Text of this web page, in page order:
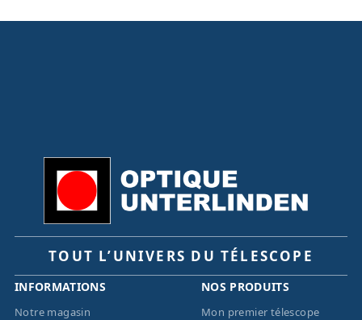
TOUT L’UNIVERS DU TÉLESCOPE
INFORMATIONS
Notre magasin
NOS PRODUITS
Mon premier télescope